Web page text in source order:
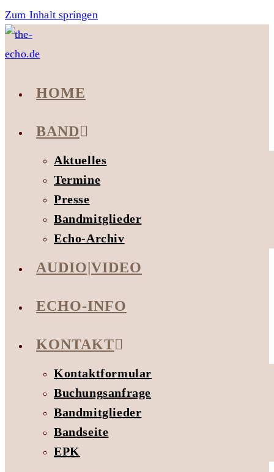
Zum Inhalt springen
HOME
BAND
Aktuelles
Termine
Presse
Bandmitglieder
Echo-Archiv
AUDIO|VIDEO
ECHO-INFO
KONTAKT
Kontaktformular
Buchungsanfrage
Bandmitglieder
Bandseite
EPK